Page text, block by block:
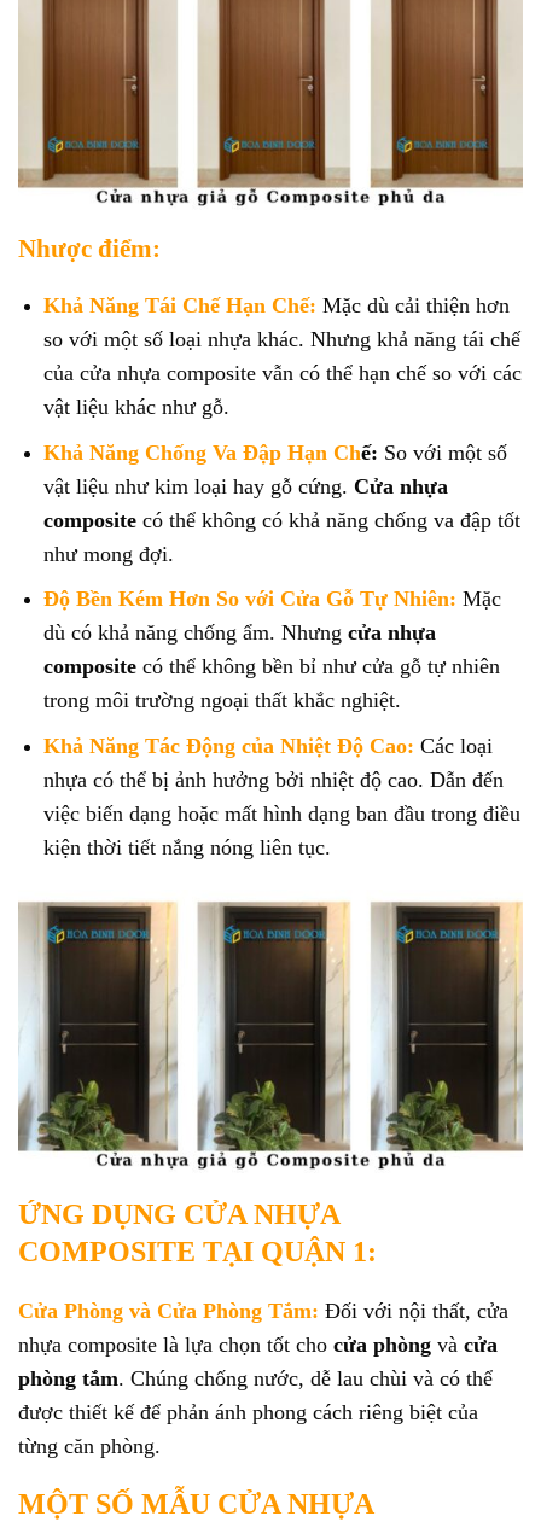
Nhược điểm:
Khả Năng Tái Chế Hạn Chế: Mặc dù cải thiện hơn
so với một số loại nhựa khác. Nhưng khả năng tái chế
của cửa nhựa composite vẫn có thể hạn chế so với các
vật liệu khác như gỗ.
Khả Năng Chống Va Đập Hạn Chế: So với một số
vật liệu như kim loại hay gỗ cứng. Cửa nhựa
compositecó thể không có khả năng chống va đập tốt
như mong đợi.
Độ Bền Kém Hơn So với Cửa Gỗ Tự Nhiên: Mặc
dù có khả năng chống ẩm. Nhưng cửa nhựa
compositecó thể không bền bỉ như cửa gỗ tự nhiên
trong môi trường ngoại thất khắc nghiệt.
Khả Năng Tác Động của Nhiệt Độ Cao: Các loại
nhựa có thể bị ảnh hưởng bởi nhiệt độ cao. Dẫn đến
việc biến dạng hoặc mất hình dạng ban đầu trong điều
kiện thời tiết nắng nóng liên tục.
ỨNG DỤNG CỬA NHỰA
COMPOSITE TẠI QUẬN 1:
Cửa Phòng và Cửa Phòng Tắm: Đối với nội thất, cửa
nhựa composite là lựa chọn tốt cho cửa phòng và cửa
phòng tắm. Chúng chống nước, dễ lau chùi và có thể
được thiết kế để phản ánh phong cách riêng biệt của
từng căn phòng.
MỘT SỐ MẪU CỬA NHỰA